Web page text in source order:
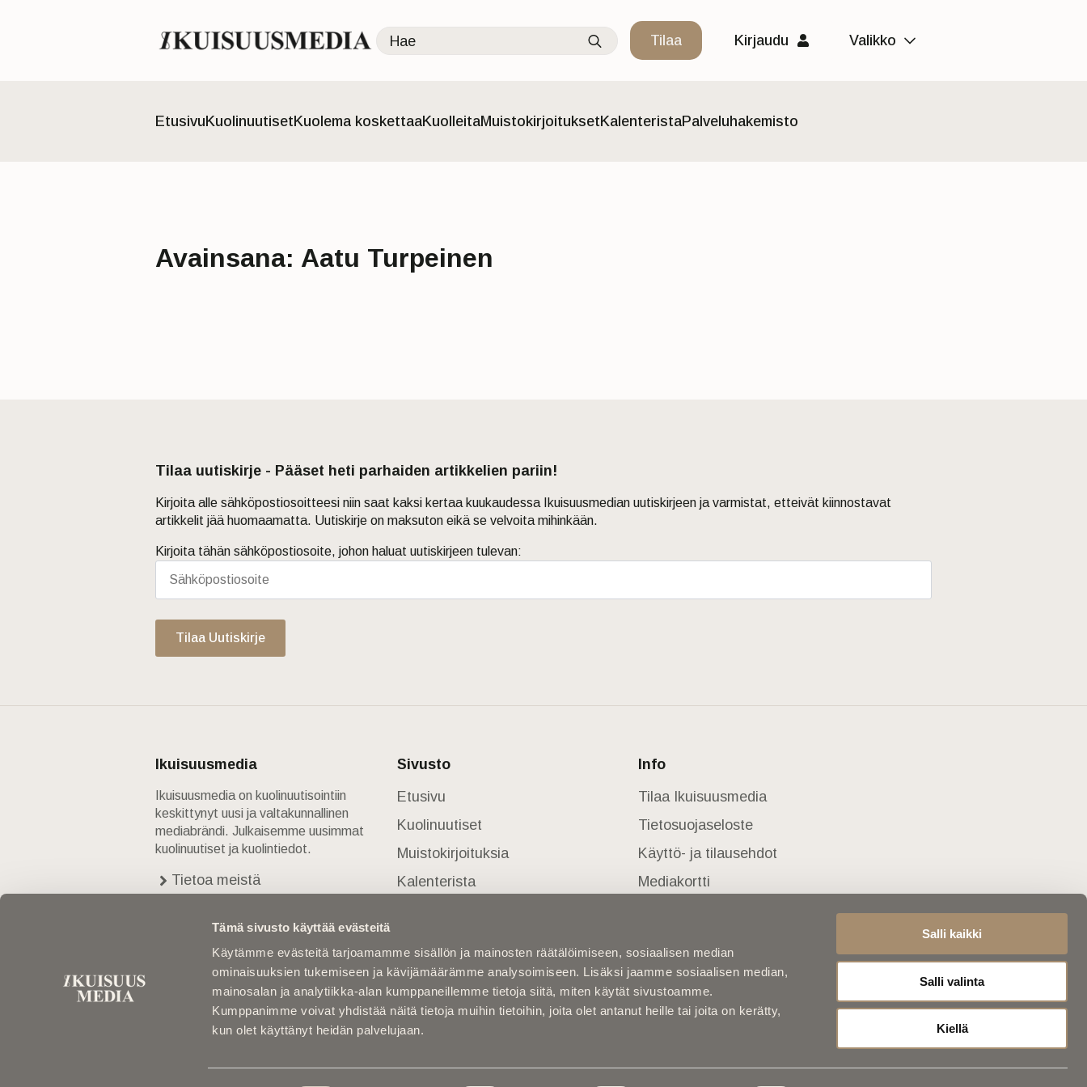
Tämä sivusto käyttää evästeitä
Käytämme evästeitä tarjoamamme sisällön ja mainosten räätälöimiseen, sosiaalisen median
ominaisuuksien tukemiseen ja kävijämäärämme analysoimiseen. Lisäksi jaamme sosiaalisen median,
mainosalan ja analytiikka-alan kumppaneillemme tietoja siitä, miten käytät sivustoamme.
Kumppanimme voivat yhdistää näitä tietoja muihin tietoihin, joita olet antanut heille tai joita on kerätty,
kun olet käyttänyt heidän palvelujaan.
Salli kaikki
Salli valinta
Kiellä
Search
for:
Tilaa Kirjaudu Valikko
Etusivu KuolinuutisetKuolema koskettaaKuolleitaMuistokirjoituksetKalenteristaPalveluhakemisto
Avainsana: Aatu Turpeinen
Tilaa uutiskirje - Pääset heti parhaiden artikkelien pariin!
Kirjoita alle sähköpostiosoitteesi niin saat kaksi kertaa kuukaudessa Ikuisuusmedian uutiskirjeen ja varmistat, etteivät kiinnostavat
artikkelit jää huomaamatta. Uutiskirje on maksuton eikä se velvoita mihinkään.
Kirjoita tähän sähköpostiosoite, johon haluat uutiskirjeen tulevan:
Tilaa Uutiskirje
Ikuisuusmedia
Ikuisuusmedia on kuolinuutisointiin
keskittynyt uusi ja valtakunnallinen
mediabrändi. Julkaisemme uusimmat
kuolinuutiset ja kuolintiedot.
Tietoa meistä
Yhteystiedot
Sivusto
Etusivu
Kuolinuutiset
Muistokirjoituksia
Kalenterista
Kuolleita
Info
Tilaa Ikuisuusmedia
Tietosuojaseloste
Käyttö- ja tilausehdot
Mediakortti